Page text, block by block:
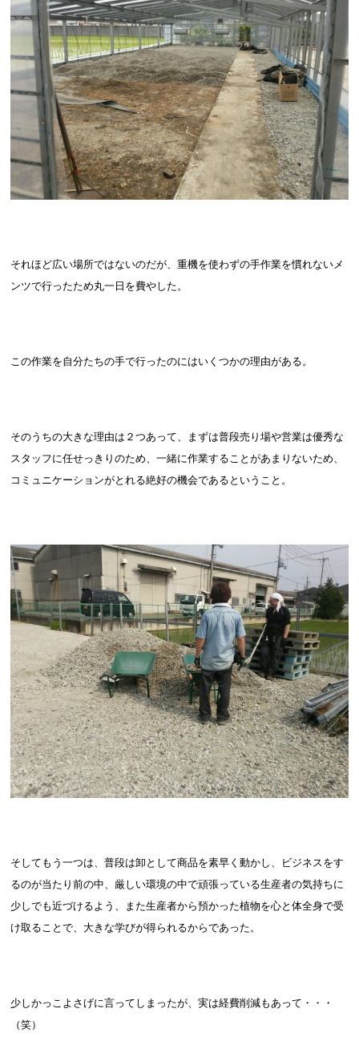
それほど広い場所ではないのだが、重機を使わずの手作業を慣れないメ
ンツで行ったため丸一日を費やした。
この作業を自分たちの手で行ったのにはいくつかの理由がある。
そのうちの大きな理由は２つあって、まずは普段売り場や営業は優秀な
スタッフに任せっきりのため、一緒に作業することがあまりないため、
コミュニケーションがとれる絶好の機会であるということ。
そしてもう一つは、普段は卸として商品を素早く動かし、ビジネスをす
るのが当たり前の中、厳しい環境の中で頑張っている生産者の気持ちに
少しでも近づけるよう、また生産者から預かった植物を心と体全身で受
け取ることで、大きな学びが得られるからであった。
少しかっこよさげに言ってしまったが、実は経費削減もあって・・・
（笑）